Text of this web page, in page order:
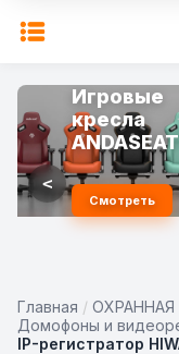
Игровые
кресла
ANDASEAT
Смотреть
<
Главная /
Домофоны и
IP-регистратор